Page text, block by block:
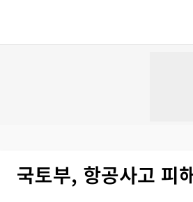
국토부, 항공사고 피